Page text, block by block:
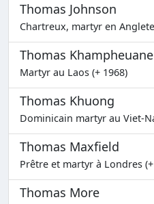
Thomas Johnson
Chartreux, martyr en
Thomas
Martyr au Laos (+ 1968)
Thomas Khuong
Dominicain martyr au Viet-
Thomas Maxfield
Prêtre et martyr à Londres
Thomas More